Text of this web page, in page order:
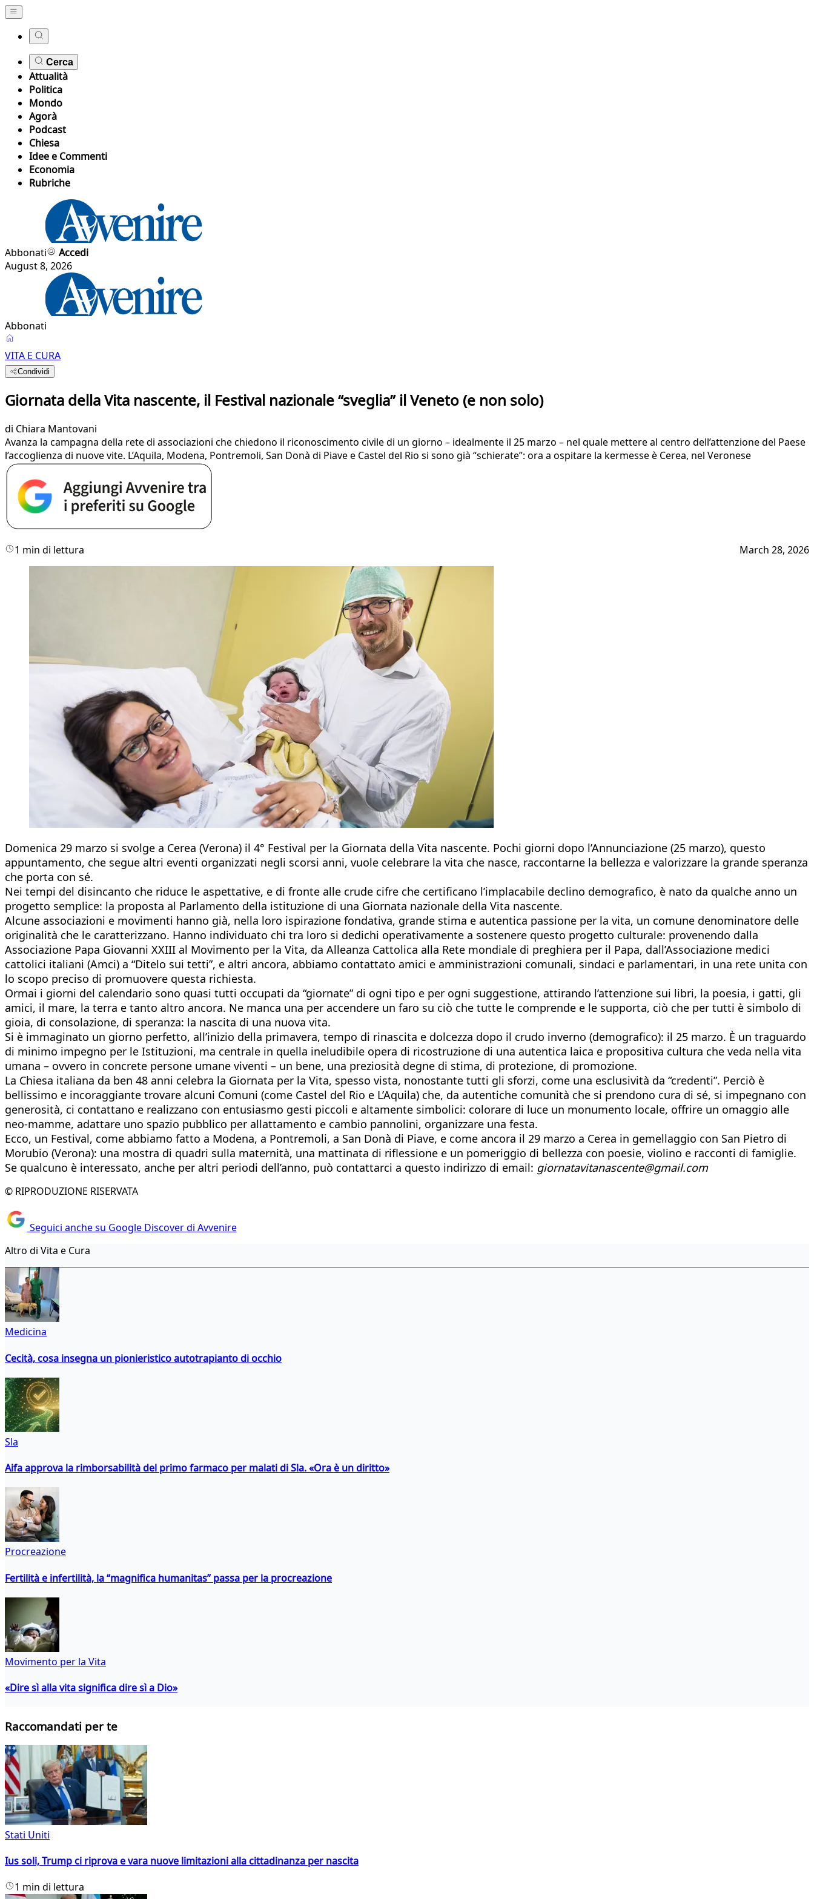
Cerca
Attualità
Politica
Mondo
Agorà
Podcast
Chiesa
Idee e Commenti
Economia
Rubriche
Abbonati
Accedi
August 8, 2026
Abbonati
VITA E CURA
Condividi
Giornata della Vita nascente, il Festival nazionale “sveglia” il Veneto (e non solo)
di Chiara Mantovani
Avanza la campagna della rete di associazioni che chiedono il riconoscimento civile di un giorno – idealmente il 25 marzo – nel quale mettere al centro dell’attenzione del Paese
l’accoglienza di nuove vite. L’Aquila, Modena, Pontremoli, San Donà di Piave e Castel del Rio si sono già “schierate”: ora a ospitare la kermesse è Cerea, nel Veronese
1 min di lettura March 28, 2026
Domenica 29 marzo si svolge a Cerea (Verona) il 4° Festival per la Giornata della Vita nascente. Pochi giorni dopo l’Annunciazione (25 marzo), questo
appuntamento, che segue altri eventi organizzati negli scorsi anni, vuole celebrare la vita che nasce, raccontarne la bellezza e valorizzare la grande speranza
che porta con sé.
Nei tempi del disincanto che riduce le aspettative, e di fronte alle crude cifre che certificano l’implacabile declino demografico, è nato da qualche anno un
progetto semplice: la proposta al Parlamento della istituzione di una Giornata nazionale della Vita nascente.
Alcune associazioni e movimenti hanno già, nella loro ispirazione fondativa, grande stima e autentica passione per la vita, un comune denominatore delle
originalità che le caratterizzano. Hanno individuato chi tra loro si dedichi operativamente a sostenere questo progetto culturale: provenendo dalla
Associazione Papa Giovanni XXIII al Movimento per la Vita, da Alleanza Cattolica alla Rete mondiale di preghiera per il Papa, dall’Associazione medici
cattolici italiani (Amci) a “Ditelo sui tetti”, e altri ancora, abbiamo contattato amici e amministrazioni comunali, sindaci e parlamentari, in una rete unita con
lo scopo preciso di promuovere questa richiesta.
Ormai i giorni del calendario sono quasi tutti occupati da “giornate” di ogni tipo e per ogni suggestione, attirando l’attenzione sui libri, la poesia, i gatti, gli
amici, il mare, la terra e tanto altro ancora. Ne manca una per accendere un faro su ciò che tutte le comprende e le supporta, ciò che per tutti è simbolo di
gioia, di consolazione, di speranza: la nascita di una nuova vita.
Si è immaginato un giorno perfetto, all’inizio della primavera, tempo di rinascita e dolcezza dopo il crudo inverno (demografico): il 25 marzo. È un traguardo
di minimo impegno per le Istituzioni, ma centrale in quella ineludibile opera di ricostruzione di una autentica laica e propositiva cultura che veda nella vita
umana – ovvero in concrete persone umane viventi – un bene, una preziosità degne di stima, di protezione, di promozione.
La Chiesa italiana da ben 48 anni celebra la Giornata per la Vita, spesso vista, nonostante tutti gli sforzi, come una esclusività da “credenti”. Perciò è
bellissimo e incoraggiante trovare alcuni Comuni (come Castel del Rio e L’Aquila) che, da autentiche comunità che si prendono cura di sé, si impegnano con
generosità, ci contattano e realizzano con entusiasmo gesti piccoli e altamente simbolici: colorare di luce un monumento locale, offrire un omaggio alle
neo-mamme, adattare uno spazio pubblico per allattamento e cambio pannolini, organizzare una festa.
Ecco, un Festival, come abbiamo fatto a Modena, a Pontremoli, a San Donà di Piave, e come ancora il 29 marzo a Cerea in gemellaggio con San Pietro di
Morubio (Verona): una mostra di quadri sulla maternità, una mattinata di riflessione e un pomeriggio di bellezza con poesie, violino e racconti di famiglie.
Se qualcuno è interessato, anche per altri periodi dell’anno, può contattarci a questo indirizzo di email: giornatavitanascente@gmail.com
© RIPRODUZIONE RISERVATA
Seguici anche su Google Discover di Avvenire
Altro di Vita e Cura
Medicina
Cecità, cosa insegna un pionieristico autotrapianto di occhio
Sla
Aifa approva la rimborsabilità del primo farmaco per malati di Sla. «Ora è un diritto»
Procreazione
Fertilità e infertilità, la “magnifica humanitas” passa per la procreazione
Movimento per la Vita
«Dire sì alla vita significa dire sì a Dio»
Raccomandati per te
Stati Uniti
Ius soli, Trump ci riprova e vara nuove limitazioni alla cittadinanza per nascita
1 min di lettura